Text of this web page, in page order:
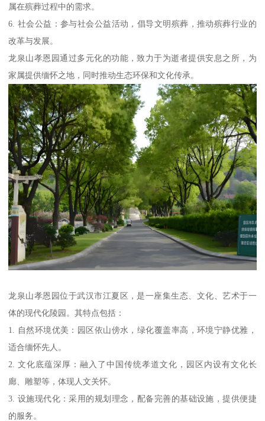
属在殡葬过程中的需求。
6. 社会公益：参与社会公益活动，倡导文明殡葬，推动殡葬行业的
改革与发展。
龙泉山孝恩园通过多元化的功能，致力于为逝者提供安息之所，为
家属提供缅怀之地，同时推动生态环保和文化传承。
龙泉山孝恩园位于武汉市江夏区，是一座集生态、文化、艺术于一
体的现代化陵园。其特点包括：
1. 自然环境优美：园区依山傍水，绿化覆盖率高，环境宁静优雅，
适合缅怀先人。
2. 文化底蕴深厚：融入了中国传统孝道文化，园区内设有文化长
廊、雕塑等，体现人文关怀。
3. 设施现代化：采用的规划理念，配备完善的基础设施，提供便捷
的服务。